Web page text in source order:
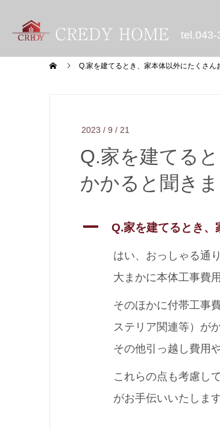
tel.043-
Q.家を建てるとき、家本体以外にたくさん
2023 / 9 / 21
Q.家を建てる
かかると聞き
A Q.家を建てるとき、
はい、おっしゃる通り
大まかに本体工事費
そのほかに付帯工事
ステリア関連等）が
その他引っ越し費用
これらの点も考慮し
がお手伝いいたします